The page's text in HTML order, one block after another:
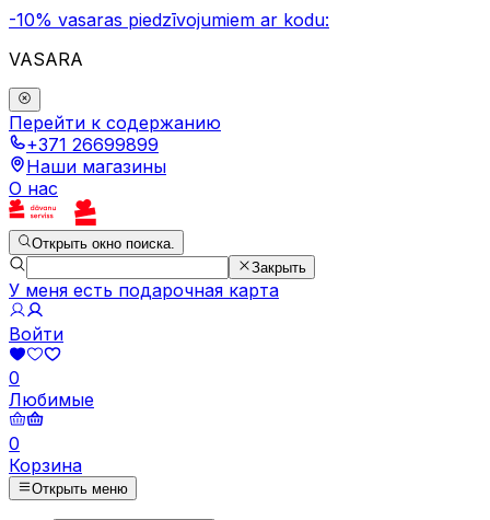
-10% vasaras piedzīvojumiem ar kodu:
VASARA
Перейти к содержанию
+371 26699899
Наши магазины
О нас
Открыть окно поиска.
Закрыть
У меня есть подарочная карта
Войти
0
Любимые
0
Корзина
Открыть меню